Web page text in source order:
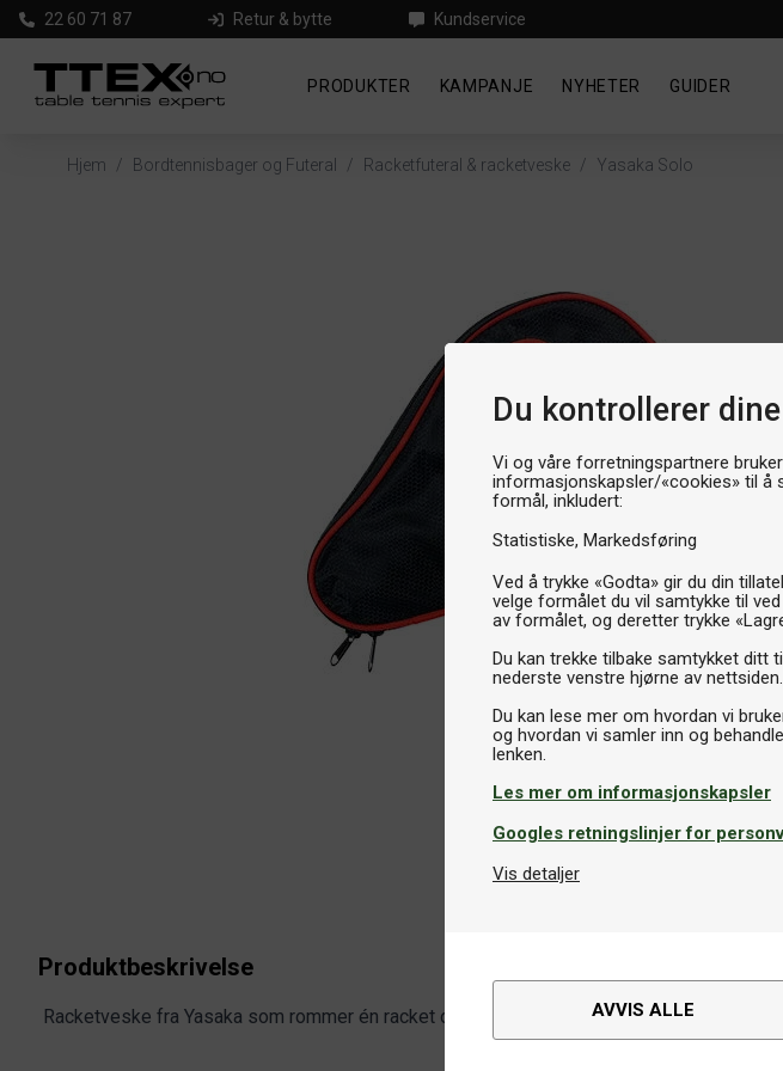
Du kontrollerer
Vi og våre forretningspartnere
informasjonskapsler/«cookies» til
formål, inkludert:
Statistiske Markedsføring
Ved å trykke «Godta» gir du din
velge formålet du vil samtykke til
av formålet, og deretter trykke
Du kan trekke tilbake samtykket ditt
nederste venstre hjørne av nettsiden.
Du kan lese mer om hvordan vi
og hvordan vi samler inn og
Les mer om informasjonskapsler
Googles retningslinjer for
Vis detaljer
AVVIS ALLE
22 60 71 87 Retur & bytte Kundservice
PRODUKTER KAMPANJE NYHETER GUIDER
Hjem / Bordtennisbager og Futeral / Racketfuteral & racketveske / Yasaka Solo
Produktbeskrivelse
Racketveske fra Yasaka som rommer én racket og kommer med ballomme.